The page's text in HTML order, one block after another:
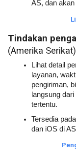
AS, dan
(Amerika Serikat)
Lihat detail
layanan,
pengiriman,
langsung
tertentu.
Tersedia
dan iOS di